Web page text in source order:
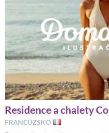
Residence a chalety
FRANCÚZSKO